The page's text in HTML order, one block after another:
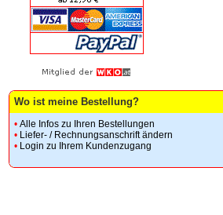
Wo ist meine Bestellung?
• Alle Infos zu Ihren Bestellungen
• Liefer- / Rechnungsanschrift ändern
• Login zu Ihrem Kundenzugang